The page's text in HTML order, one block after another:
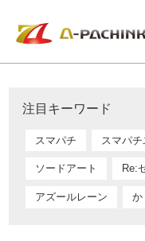
注目キーワード
スマパチ スマパチ
ソードアート Re:
アズールレーン か